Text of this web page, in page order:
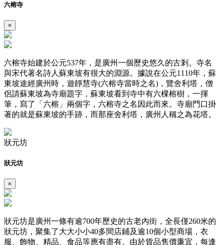
六榕寺
×
六榕寺始建於公元537年，是廣州一個歷史悠久的古剎。寺名
與宋代著名詩人蘇東坡有很大的淵源。據說在公元1110年，蘇
東坡途經廣州時，遊靜慧寺(六榕寺當時之名)，覽舍利塔，僧
侶請蘇東坡為寺廟題字，蘇東坡看到寺中有六棵榕樹，一揮
筆，寫了「六榕」兩個字，六榕寺之名因此而來。寺廟門口掛
著的就是蘇東坡的手跡，而那座舍利塔，廣州人稱之為花塔。
狀元坊
狀元坊
×
狀元坊是廣州一條有逾700年歷史的古老內街，全長僅260米的
狀元坊，聚集了大大小小40多間店鋪及逾10個小型商場，衣
服、飾物、精品、食品等應有盡有。由於貨品售價廉宜，每逢